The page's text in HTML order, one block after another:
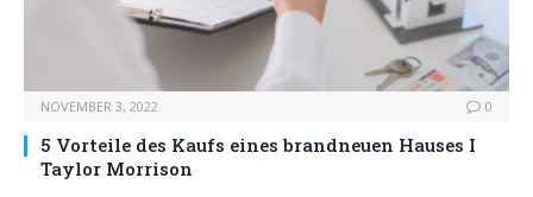
NOVEMBER 3, 2022 0
5 Vorteile des Kaufs eines brandneuen Hauses I
Taylor Morrison